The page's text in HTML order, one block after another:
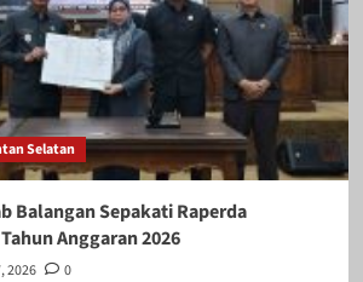
Selatan
Balangan Sepakati Raperda
Anggaran 2026
2026 0